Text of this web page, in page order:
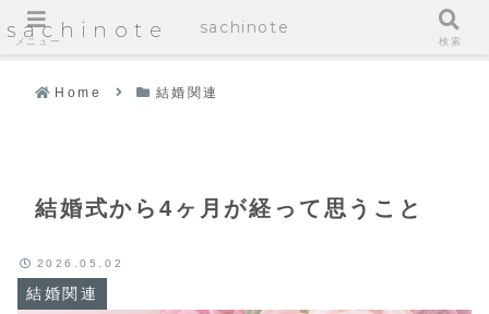
sachinote
Home 結婚関連
結婚式から4ヶ月が経って思うこと
結婚関連
2026.05.02
メニュー
sachinote
検索